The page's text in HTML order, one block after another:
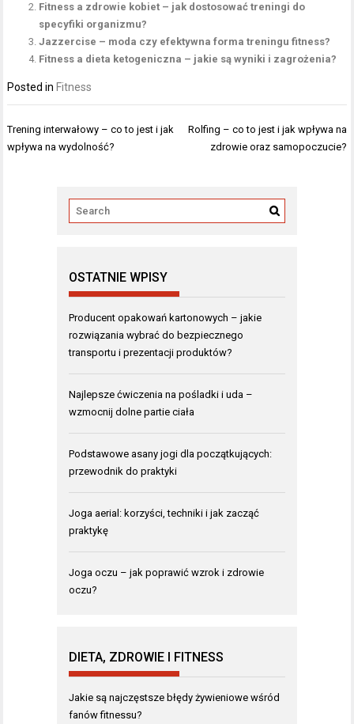
Fitness a zdrowie kobiet – jak dostosować treningi do
specyfiki organizmu?
Jazzercise – moda czy efektywna forma treningu fitness?
Fitness a dieta ketogeniczna – jakie są wyniki i zagrożenia?
Posted in Fitness
Nawigacja
wpisu
Trening interwałowy – co to jest i jak
wpływa na wydolność?
Rolfing – co to jest i jak wpływa na
zdrowie oraz samopoczucie?
OSTATNIE WPISY
Producent opakowań kartonowych – jakie
rozwiązania wybrać do bezpiecznego
transportu i prezentacji produktów?
Najlepsze ćwiczenia na pośladki i uda –
wzmocnij dolne partie ciała
Podstawowe asany jogi dla początkujących:
przewodnik do praktyki
Joga aerial: korzyści, techniki i jak zacząć
praktykę
Joga oczu – jak poprawić wzrok i zdrowie
oczu?
DIETA, ZDROWIE I FITNESS
Jakie są najczęstsze błędy żywieniowe wśród
fanów fitnessu?